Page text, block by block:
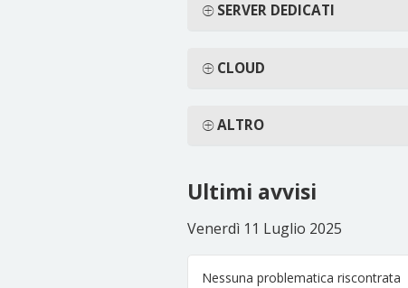
SERVER DEDICATI
CLOUD
ALTRO
Ultimi avvisi
Venerdì 11 Luglio 2025
Nessuna problematica riscontrata